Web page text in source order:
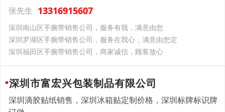
张先生 13316915607
深圳南山区手腕带销售公司，服务有我，满意由您
深圳罗湖区手腕带销售公司，服务在我心，满意由您定
深圳福田区手腕带销售公司，商家诚信，顾客放心
深圳市富宏兴包装制品有限公司
深圳滴胶贴纸销售，深圳冰箱贴定制价格，深圳标牌标识牌